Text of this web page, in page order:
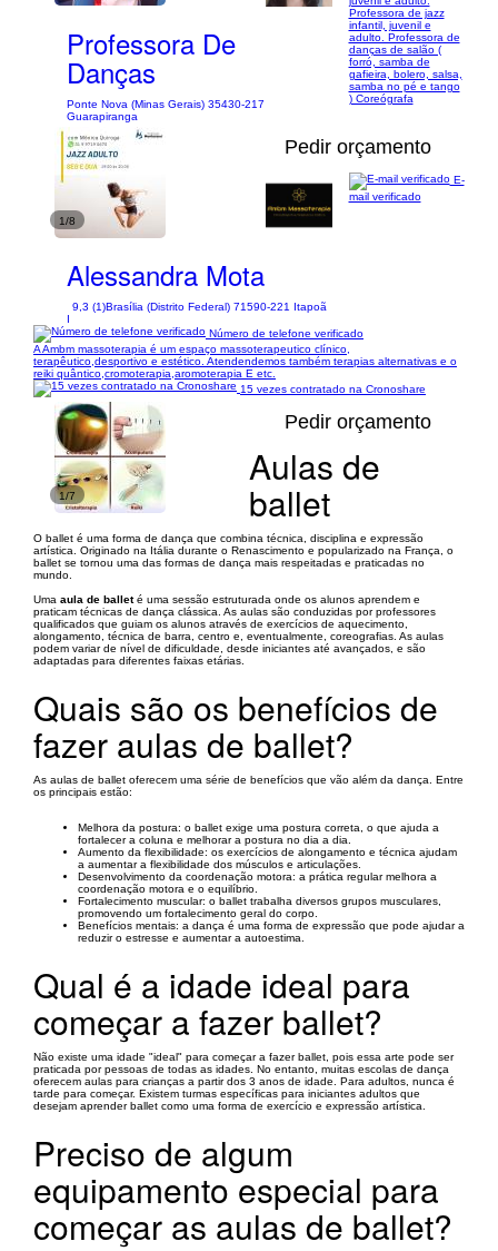
Professora De
Danças
Ponte Nova (Minas Gerais) 35430-217
Guarapiranga
Professora de jazz
infantil, juvenil e
adulto. Professora de
danças de salão (
forró, samba de
gafieira, bolero, salsa,
samba no pé e tango
) Coreógrafa
1/8
Pedir orçamento
Alessandra Mota
9,3 (1)Brasília (Distrito Federal) 71590-221 Itapoã
I
E-
mail verificado
Número de telefone verificado
A Ambm massoterapia é um espaço massoterapeutico clínico,
terapêutico,desportivo e estético. Atendendemos também terapias alternativas e o
reiki quântico,cromoterapia,aromoterapia E etc.
15 vezes contratado na Cronoshare
1/7
Pedir orçamento
Aulas de
ballet
O ballet é uma forma de dança que combina técnica, disciplina e expressão
artística. Originado na Itália durante o Renascimento e popularizado na França, o
ballet se tornou uma das formas de dança mais respeitadas e praticadas no
mundo.
Uma aula de balleté uma sessão estruturada onde os alunos aprendem e
praticam técnicas de dança clássica. As aulas são conduzidas por professores
qualificados que guiam os alunos através de exercícios de aquecimento,
alongamento, técnica de barra, centro e, eventualmente, coreografias. As aulas
podem variar de nível de dificuldade, desde iniciantes até avançados, e são
adaptadas para diferentes faixas etárias.
Quais são os benefícios de
fazer aulas de ballet?
As aulas de ballet oferecem uma série de benefícios que vão além da dança. Entre
os principais estão:
Melhora da postura: o ballet exige uma postura correta, o que ajuda a
fortalecer a coluna e melhorar a postura no dia a dia.
Aumento da flexibilidade: os exercícios de alongamento e técnica ajudam
a aumentar a flexibilidade dos músculos e articulações.
Desenvolvimento da coordenação motora: a prática regular melhora a
coordenação motora e o equilíbrio.
Fortalecimento muscular: o ballet trabalha diversos grupos musculares,
promovendo um fortalecimento geral do corpo.
Benefícios mentais: a dança é uma forma de expressão que pode ajudar a
reduzir o estresse e aumentar a autoestima.
Qual é a idade ideal para
começar a fazer ballet?
Não existe uma idade "ideal" para começar a fazer ballet, pois essa arte pode ser
praticada por pessoas de todas as idades. No entanto, muitas escolas de dança
oferecem aulas para crianças a partir dos 3 anos de idade. Para adultos, nunca é
tarde para começar. Existem turmas específicas para iniciantes adultos que
desejam aprender ballet como uma forma de exercício e expressão artística.
Preciso de algum
equipamento especial para
começar as aulas de ballet?